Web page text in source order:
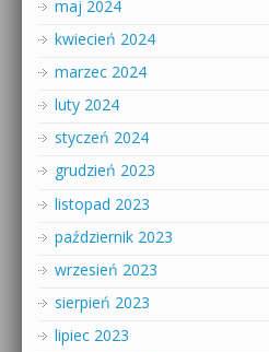
maj 2024
kwiecień 2024
marzec 2024
luty 2024
styczeń 2024
grudzień 2023
listopad 2023
październik 2023
wrzesień 2023
sierpień 2023
lipiec 2023